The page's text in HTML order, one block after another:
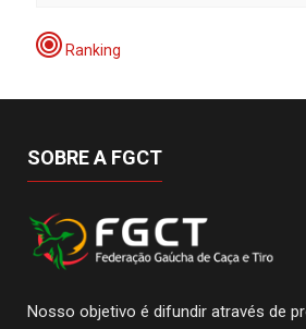
Ranking
SOBRE A FGCT
Nosso objetivo é difundir através de